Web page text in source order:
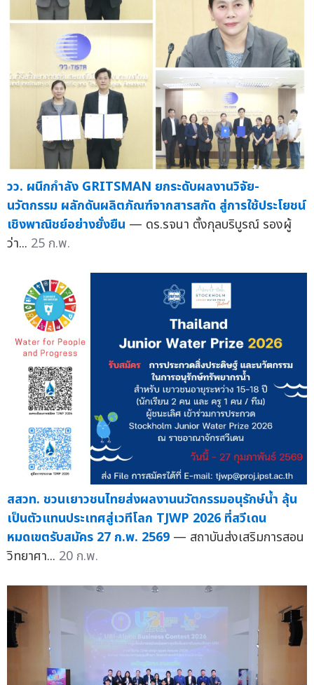
วว. ผนึกกำลัง GRITSMAN ยกระดับผลงานวิจัย-
นวัตกรรม ผลักดันผลิตภัณฑ์จากสารสกัด สู่การใช้ประโยชน์
เชิงพาณิชย์อย่างยั่งยืน — ดร.รจนา ตั้งกุลบริบูรณ์ รองผู้
ว่า... 25 ก.พ.
สสวท. ชวนเยาวชนไทยส่งผลงานนวัตกรรมอนุรักษ์น้ำ ลุ้น
เป็นตัวแทนประเทศสู่เวทีโลก TJWP 2026 ที่สวีเดน
หมดเขตรับสมัคร 27 ก.พ. 2569 — สถาบันส่งเสริมการสอน
วิทยาศา... 20 ก.พ.